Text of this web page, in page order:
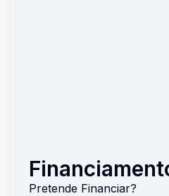
Pretende Financiar?